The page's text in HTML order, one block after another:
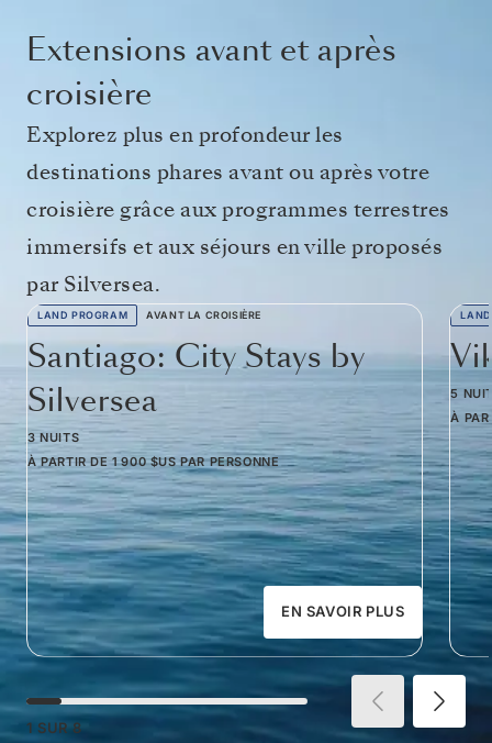
Extensions avant et après
croisière
Explorez plus en profondeur les
destinations phares avant ou après votre
croisière grâce aux programmes terrestres
immersifs et aux séjours en ville proposés
par Silversea.
LAND PROGRAM AVANT LA CROISIÈRE
Santiago: City Stays by
Silversea
3 NUITS
À PARTIR DE 1 900 $US PAR PERSONNE
EN SAVOIR PLUS
5
À
1 SUR 8